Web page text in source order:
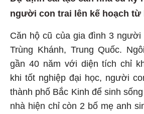
người con trai lên kế hoạch từ
Căn hộ cũ của gia đình 3
Trùng Khánh, Trung Quốc.
gần 40 năm với diện tích chỉ
khi tốt nghiệp đại học, người
thành phố Bắc Kinh để sinh
nhà hiện chỉ còn 2 bố mẹ anh